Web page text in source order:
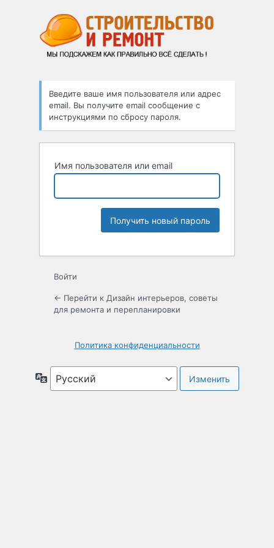
Введите ваше имя пользователя или адрес
email. Вы получите email сообщение с
инструкциями по сбросу пароля.
Имя пользователя или email
Войти
← Перейти к Дизайн интерьеров, советы
для ремонта и перепланировки
Политика конфиденциальности
Язык